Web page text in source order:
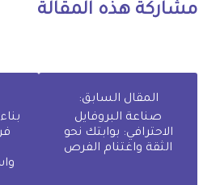
مشاركة هذه المقالة
المقال السابق:
صناعة البروفايل
الاحترافي: بوابتك نحو
الثقة واغتنام الفرص